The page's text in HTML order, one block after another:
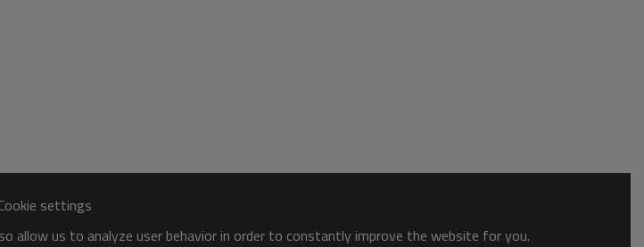
settings
allow us to analyze user behavior in order to constantly improve the website for you.